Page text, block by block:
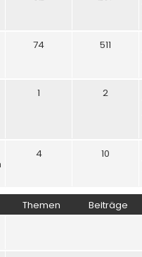
74 511
1 2
4 10
Themen Beiträge